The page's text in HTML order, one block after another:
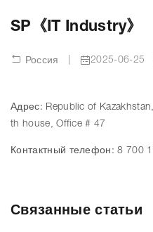
SP《IT Industry》
Россия 2025-06-25
Адрес: Republic of
th house, Office # 47
Контактный телефон: 8 700
Связанные статьи